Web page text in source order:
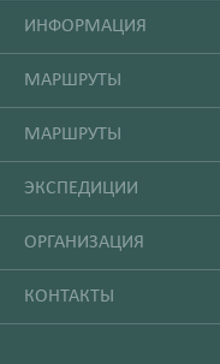
ИНФОРМАЦИЯ
МАРШРУТЫ
МАРШРУТЫ
ЭКСПЕДИЦИИ
ОРГАНИЗАЦИЯ
КОНТАКТЫ